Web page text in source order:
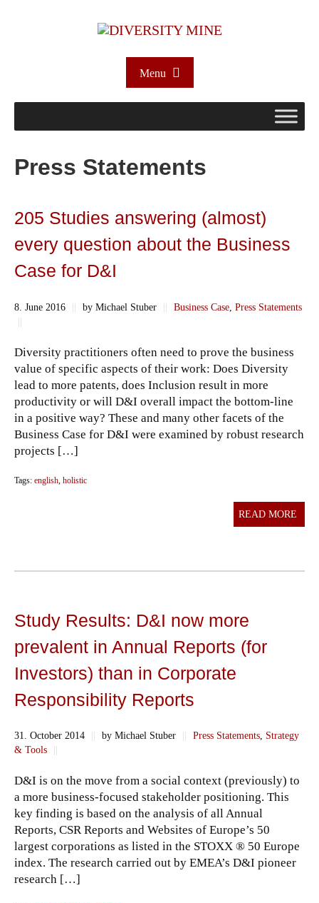
Menu
Press Statements
205 Studies answering (almost)
every question about the Business
Case for D&I
8. June 2016 || by Michael Stuber || Business Case Press Statements
||
Diversity practitioners often need to prove the business
value of specific aspects of their work: Does Diversity
lead to more patents, does Inclusion result in more
productivity or will D&I overall impact the bottom-line
in a positive way? These and many other facets of the
Business Case for D&I were examined by robust research
projects […]
Tags: english holistic
READ MORE
Study Results: D&I now more
prevalent in Annual Reports (for
Investors) than in Corporate
Responsibility Reports
31. October 2014 || by Michael Stuber || Press Statements, Strategy
& Tools
||
D&I is on the move from a social context (previously) to
a more business-focused stakeholder positioning. This
key finding is based on the analysis of all Annual
Reports, CSR Reports and Websites of Europe’s 50
largest corporations as listed in the STOXX ® 50 Europe
index. The research carried out by EMEA’s D&I pioneer
research […]